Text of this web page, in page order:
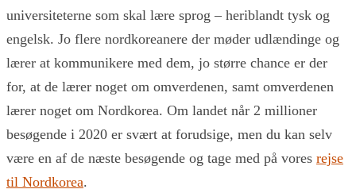
universiteterne som skal lære sprog – heriblandt tysk og
engelsk. Jo flere nordkoreanere der møder udlændinge og
lærer at kommunikere med dem, jo større chance er der
for, at de lærer noget om omverdenen, samt omverdenen
lærer noget om Nordkorea. Om landet når 2 millioner
besøgende i 2020 er svært at forudsige, men du kan selv
være en af de næste besøgende og tage med på vores rejse
til Nordkorea.